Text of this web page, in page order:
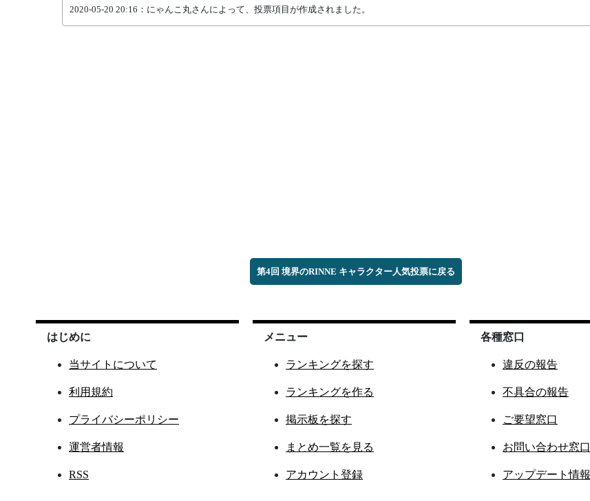
2020-05-20 20:16：にゃんこ丸さんによって、投票項目が作成されました。
第4回 境界のRINNE キャラクター人気投票に戻る
はじめに
当サイトについて
利用規約
プライバシーポリシー
運営者情報
RSS
メニュー
ランキングを探す
ランキングを作る
掲示板を探す
まとめ一覧を見る
アカウント登録
各種窓口
違反の報告
不具合の報告
ご要望窓口
お問い合わせ窓口
アップデート情報